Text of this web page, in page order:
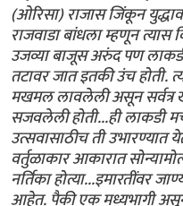
(ओरिसा) राजास जिंकून
राजवाडा बांधला म्हणून
उजव्या बाजूस अरुंद पण
तटावर जात इतकी उंच होती.
मखमल लावलेली असून सर्वत्र
सजवलेली होती...ही
उत्सवासाठीच ती उभारण्यात
वर्तुळाकार आकारात
नर्तिका होत्या...इमारतींवर
आहेत. पैकी एक मध्यभागी